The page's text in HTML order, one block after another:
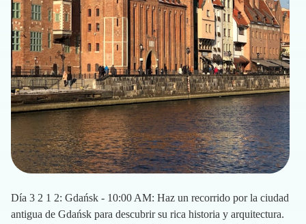
Día 3 2 1 2: Gdańsk - 10:00 AM: Haz un recorrido por la ciudad
antigua de Gdańsk para descubrir su rica historia y arquitectura.